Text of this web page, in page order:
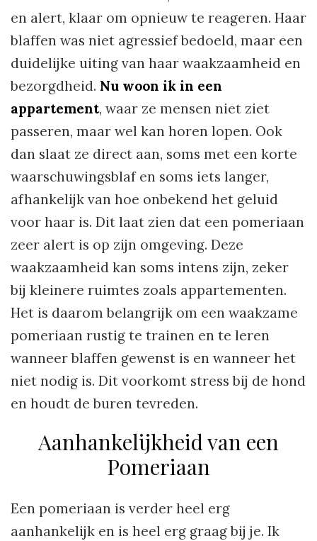
en alert, klaar om opnieuw te reageren. Haar
blaffen was niet agressief bedoeld, maar een
duidelijke uiting van haar waakzaamheid en
bezorgdheid. Nu woon ik in een
appartement, waar ze mensen niet ziet
passeren, maar wel kan horen lopen. Ook
dan slaat ze direct aan, soms met een korte
waarschuwingsblaf en soms iets langer,
afhankelijk van hoe onbekend het geluid
voor haar is. Dit laat zien dat een pomeriaan
zeer alert is op zijn omgeving. Deze
waakzaamheid kan soms intens zijn, zeker
bij kleinere ruimtes zoals appartementen.
Het is daarom belangrijk om een waakzame
pomeriaan rustig te trainen en te leren
wanneer blaffen gewenst is en wanneer het
niet nodig is. Dit voorkomt stress bij de hond
en houdt de buren tevreden.
Aanhankelijkheid van een
Pomeriaan
Een pomeriaan is verder heel erg
aanhankelijk en is heel erg graag bij je. Ik